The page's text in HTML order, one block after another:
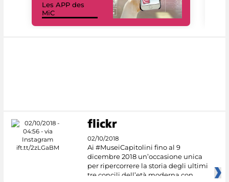
Les APP des
MiC
02/10/2018
Ai #MuseiCapitolini fino al 9
dicembre 2018 un’occasione unica
per ripercorrere la storia degli ultimi
tre concili dell’età moderna con